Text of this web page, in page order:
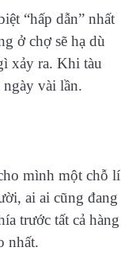
“hấp dẫn” nhất
ở chợ sẽ hạ dù
xảy ra. Khi tàu
vài lần.
mình một chỗ lí
ai ai cũng đang
trước tất cả hàng
nhất.